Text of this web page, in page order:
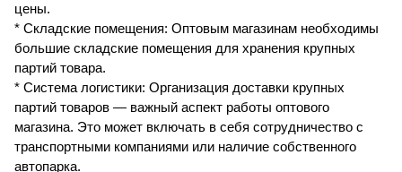
цены.
* Складские помещения: Оптовым магазинам необходимы
большие складские помещения для хранения крупных
партий товара.
* Система логистики: Организация доставки крупных
партий товаров — важный аспект работы оптового
магазина. Это может включать в себя сотрудничество с
транспортными компаниями или наличие собственного
автопарка.